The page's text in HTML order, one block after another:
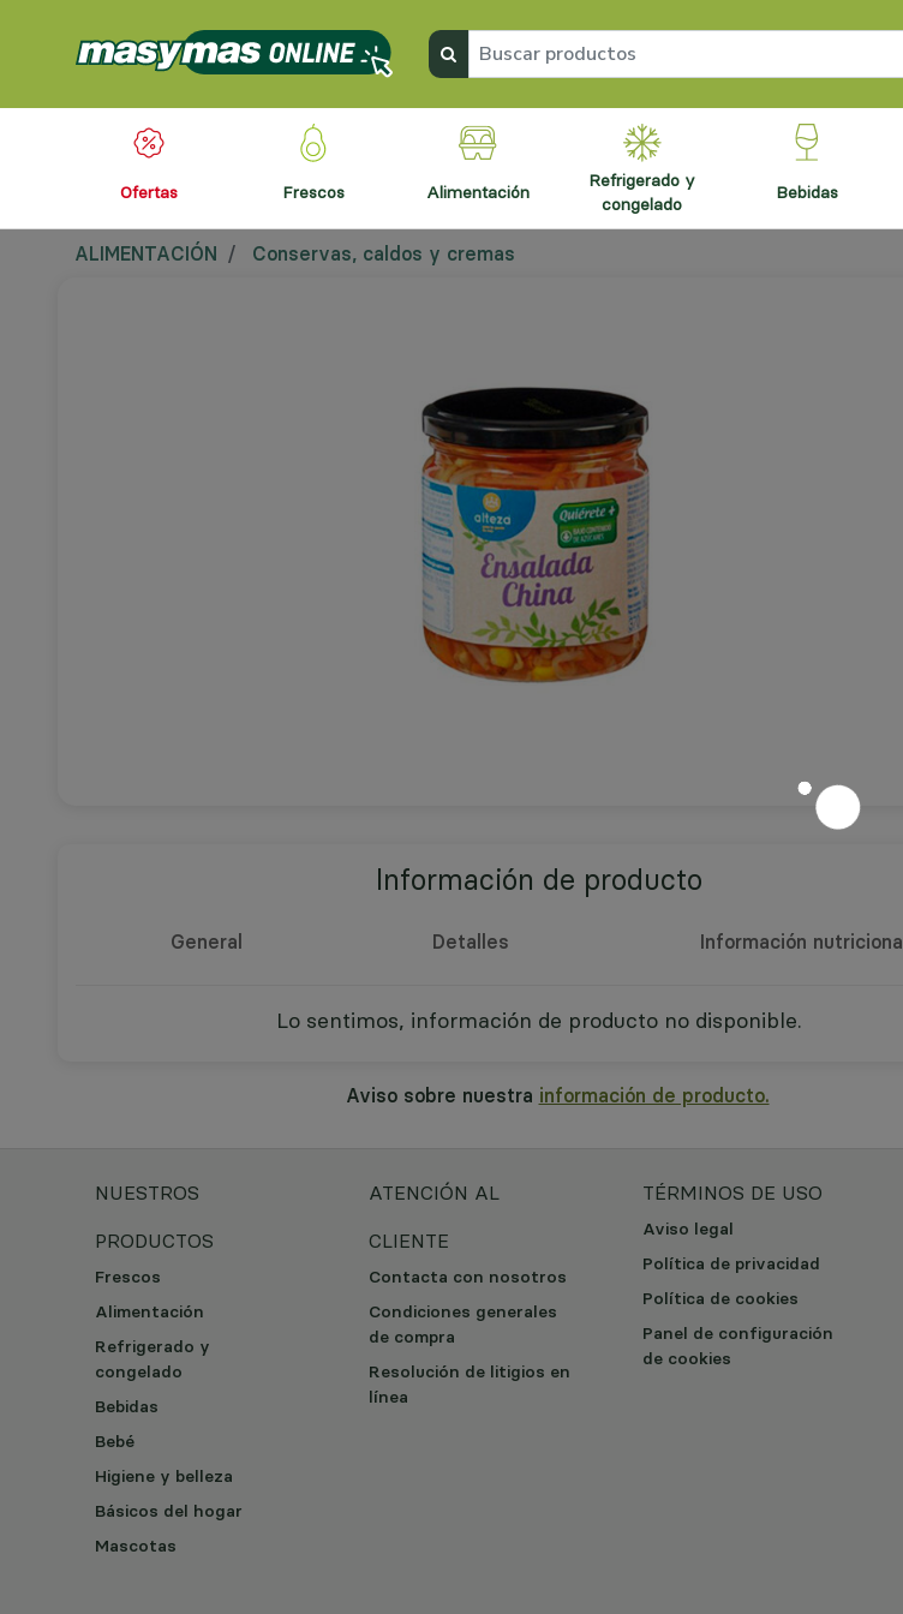
ofertas frescos alimentación
refrigerado y
congelado
bebidas
ALIMENTACIÓN Conservas, caldos y cremas
Información de producto
General Detalles Información nutricional
Lo sentimos, información de producto no disponible.
Aviso sobre nuestra información de producto.
NUESTROS
PRODUCTOS
Frescos
Alimentación
Refrigerado y
congelado
Bebidas
Bebé
Higiene y belleza
Básicos del hogar
Mascotas
ATENCIÓN AL
CLIENTE
Contacta con nosotros
Condiciones generales
de compra
Resolución de litigios en
línea
TÉRMINOS DE USO
Aviso legal
Política de privacidad
Política de cookies
Panel de configuración
de cookies